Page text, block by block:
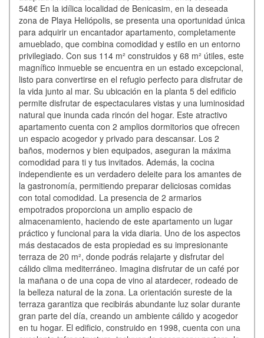
548€ En la idílica localidad de Benicasim, en la deseada
zona de Playa Heliópolis, se presenta una oportunidad única
para adquirir un encantador apartamento, completamente
amueblado, que combina comodidad y estilo en un entorno
privilegiado. Con sus 114 m² construidos y 68 m² útiles, este
magnífico inmueble se encuentra en un estado excepcional,
listo para convertirse en el refugio perfecto para disfrutar de
la vida junto al mar. Su ubicación en la planta 5 del edificio
permite disfrutar de espectaculares vistas y una luminosidad
natural que inunda cada rincón del hogar. Este atractivo
apartamento cuenta con 2 amplios dormitorios que ofrecen
un espacio acogedor y privado para descansar. Los 2
baños, modernos y bien equipados, aseguran la máxima
comodidad para ti y tus invitados. Además, la cocina
independiente es un verdadero deleite para los amantes de
la gastronomía, permitiendo preparar deliciosas comidas
con total comodidad. La presencia de 2 armarios
empotrados proporciona un amplio espacio de
almacenamiento, haciendo de este apartamento un lugar
práctico y funcional para la vida diaria. Uno de los aspectos
más destacados de esta propiedad es su impresionante
terraza de 20 m², donde podrás relajarte y disfrutar del
cálido clima mediterráneo. Imagina disfrutar de un café por
la mañana o de una copa de vino al atardecer, rodeado de
la belleza natural de la zona. La orientación sureste de la
terraza garantiza que recibirás abundante luz solar durante
gran parte del día, creando un ambiente cálido y acogedor
en tu hogar. El edificio, construido en 1998, cuenta con una